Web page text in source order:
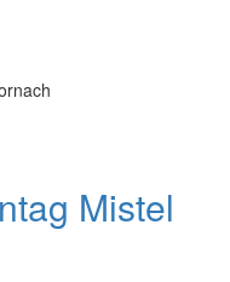
Mistel